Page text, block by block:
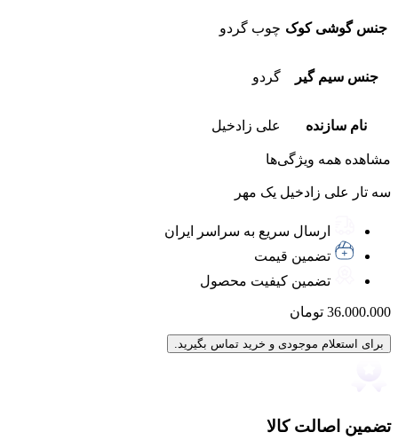
جنس گوشی کوک چوب گردو
جنس سیم گیر گردو
نام سازنده علی زادخیل
مشاهده همه ویژگی‌ها
سه تار علی زادخیل یک مهر
ارسال سریع به سراسر ایران
تضمین قیمت
تضمین کیفیت محصول
36.000.000 تومان
برای استعلام موجودی و خرید تماس بگیرید.
تضمین اصالت کالا